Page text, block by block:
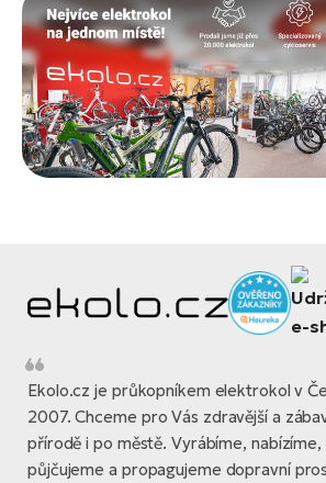
Ekolo.cz je průkopníkem elektrokol v
2007. Chceme pro Vás zdravější a
přírodě i po městě. Vyrábíme, nabízíme,
půjčujeme a propagujeme dopravní